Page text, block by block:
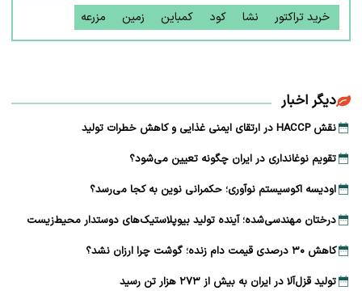
خرید تراکتور نشا کود کمباین زمین مزرعه
دیگر اخبار
نقش HACCP در ارتقای ایمنی غذایی و کاهش خطرات تولید
تقویم نوغانداری در ایران چگونه تعیین می‌شود؟
اودیسه اکوسیستم نوآوری؛ حکمرانی نوین به کجا می‌رسد؟
درختان مهندسی‌شده؛ آینده تولید بیوپلاستیک‌های دوستدار محیط‌زیست
کاهش ۳۰ درصدی قیمت دام زنده؛ گوشت چرا ارزان نشد؟
تولید قزل‌آلا در ایران به بیش از ۲۷۳ هزار تن رسید